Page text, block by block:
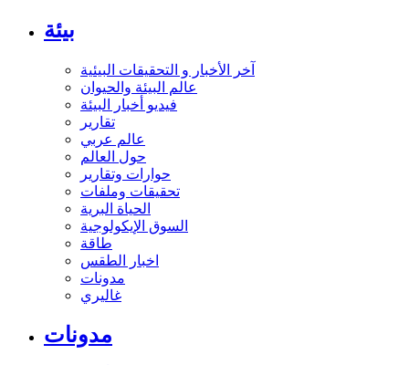
بيئة
آخر الأخبار و التحقيقات البيئية
عالم البيئة والحيوان
فيديو أخبار البيئة
تقارير
عالم عربي
حول العالم
حوارات وتقارير
تحقيقات وملفات
الحياة البرية
السوق الإيكولوجية
طاقة
اخبار الطقس
مدونات
غاليري
مدونات